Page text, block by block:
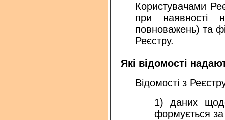
Користувачами
при наявності
повноважень) та
Реєстру.
Які відомості
Відомості з
1) даних
формується за